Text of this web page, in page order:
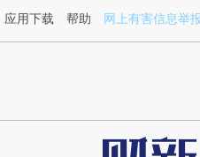
PWV4hnDl](https://
应用下载 帮助 网上有害信息举